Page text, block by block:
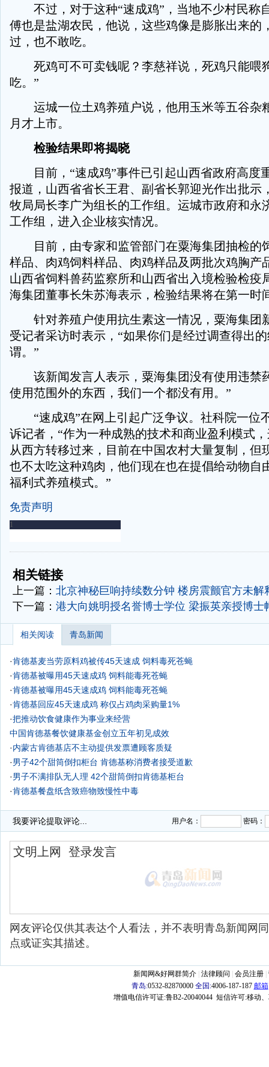
不过，对于这种“速成鸡”，当地不少村民称
傅也是盐湖农民，他说，这些鸡像是膨胀出来的
过，也不敢吃。
死鸡可不可卖钱呢？李慈祥说，死鸡只能喂
吃。”
运城一位土鸡养殖户说，他用玉米等五谷杂
月才上市。
检验结果即将揭晓
目前，“速成鸡”事件已引起山西省政府高度
报道，山西省省长王君、副省长郭迎光作出批示
牧局局长李广为组长的工作组。运城市政府和永
工作组，进入企业核实情况。
目前，由专家和监管部门在粟海集团抽检的
样品、肉鸡饲料样品、肉鸡样品及两批次鸡胸产
山西省饲料兽药监察所和山西省出入境检验检疫
海集团董事长朱苏海表示，检验结果将在第一时
针对养殖户使用抗生素这一情况，粟海集团
受记者采访时表示，“如果你们是经过调查得出
谓。”
该新闻发言人表示，粟海集团没有使用违禁
使用范围外的东西，我们一个都没有用。”
“速成鸡”在网上引起广泛争议。社科院一位
诉记者，“作为一种成熟的技术和商业盈利模式
从西方转移过来，目前在中国农村大量复制，但
也不太吃这种鸡肉，他们现在也在提倡给动物自
福利式养殖模式。”
免责声明
-
相关链接
上一篇： 北京神秘巨响持续数分钟 楼房震颤官方未解
下一篇： 港大向姚明授名誉博士学位 梁振英亲授博士
相关阅读 青岛新闻
·肯德基麦当劳原料鸡被传45天速成 饲料毒死苍蝇
·肯德基被曝用45天速成鸡 饲料能毒死苍蝇
·肯德基被曝用45天速成鸡 饲料能毒死苍蝇
·肯德基回应45天速成鸡 称仅占鸡肉采购量1%
·把推动饮食健康作为事业来经营
中国肯德基餐饮健康基金创立五年初见成效
·内蒙古肯德基店不主动提供发票遭顾客质疑
·男子42个甜筒倒扣柜台 肯德基称消费者接受道歉
·男子不满排队无人理 42个甜筒倒扣肯德基柜台
·肯德基餐盘纸含致癌物致慢性中毒
肯德基三人篮球冠军挑战赛青岛市级赛 崂山一中再夺魁
我要评论提取评论... 用户名： 密码：
网友评论仅供其表达个人看法，并不表明青岛新闻网
点或证实其描述。